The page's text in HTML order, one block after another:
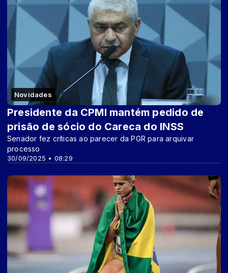
Novidades
30/09/2025 • 08:29
Presidente da CPMI mantém pedido de
prisão de sócio do Careca do INSS
Senador fez críticas ao parecer da PGR para arquivar
processo